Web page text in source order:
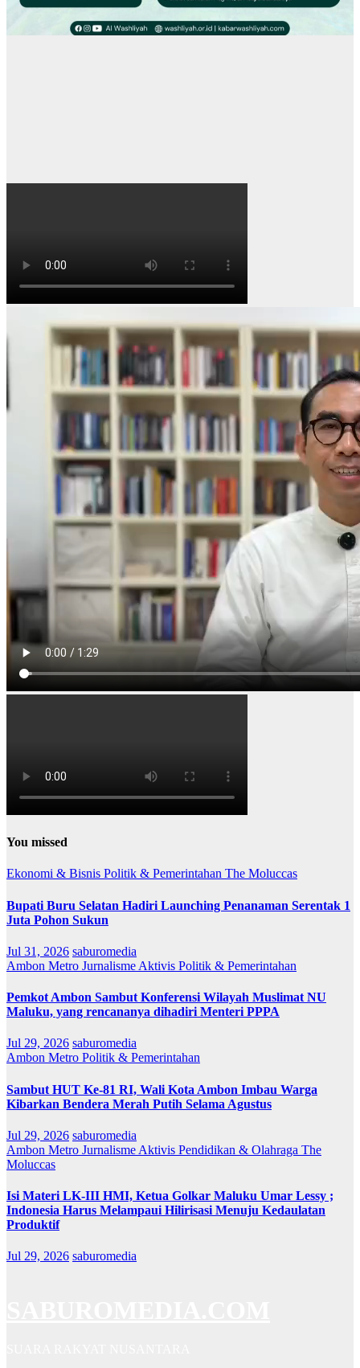
You missed
Ekonomi & Bisnis Politik & Pemerintahan The Moluccas
Bupati Buru Selatan Hadiri Launching Penanaman Serentak 1
Juta Pohon Sukun
Jul 31, 2026 saburomedia
Ambon Metro Jurnalisme Aktivis Politik & Pemerintahan
Pemkot Ambon Sambut Konferensi Wilayah Muslimat NU
Maluku, yang rencananya dihadiri Menteri PPPA
Jul 29, 2026 saburomedia
Ambon Metro Politik & Pemerintahan
Sambut HUT Ke-81 RI, Wali Kota Ambon Imbau Warga
Kibarkan Bendera Merah Putih Selama Agustus
Jul 29, 2026 saburomedia
Ambon Metro Jurnalisme Aktivis Pendidikan & Olahraga The
Moluccas
Isi Materi LK-III HMI, Ketua Golkar Maluku Umar Lessy ;
Indonesia Harus Melampaui Hilirisasi Menuju Kedaulatan
Produktif
Jul 29, 2026 saburomedia